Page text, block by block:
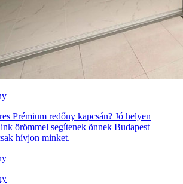
Prémium redőny kapcsán? Jó helyen
örömmel segítenek önnek Budapest
hívjon minket.